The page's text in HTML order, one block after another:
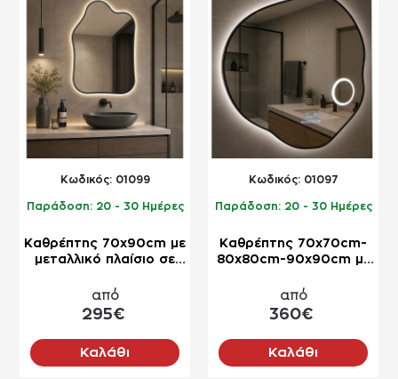
NEO
Kωδικός: 01099
Παράδοση: 20 - 30 Ημέρες
Καθρέπτης 70x90cm με
μεταλλικό πλαίσιο σε
από
295€
Καλάθι
NEO
Kωδικός: 01097
Παράδοση: 20 - 30 Ημέρες
Καθρέπτης 70x70cm-
80x80cm-90x90cm με
ακανόνιστο σχήμα
από
360€
Καλάθι